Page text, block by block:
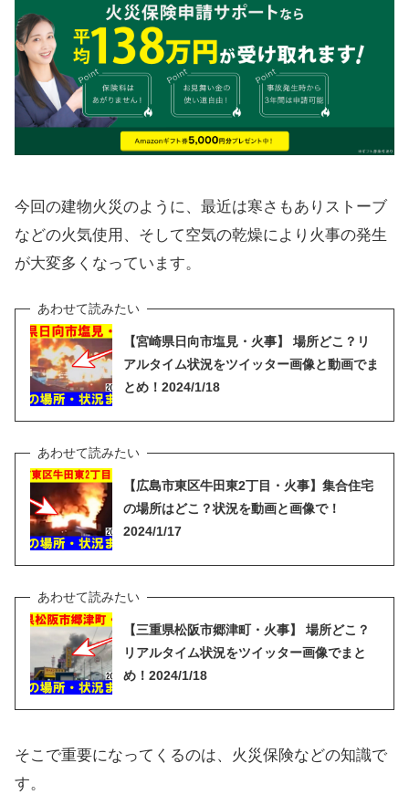
今回の建物火災のように、最近は寒さもありストーブ
などの火気使用、そして空気の乾燥により火事の発生
が大変多くなっています。
【宮崎県日向市塩見・火事】 場所どこ？リ
アルタイム状況をツイッター画像と動画でま
とめ！2024/1/18
【広島市東区牛田東2丁目・火事】集合住宅
の場所はどこ？状況を動画と画像で！
2024/1/17
【三重県松阪市郷津町・火事】 場所どこ？
リアルタイム状況をツイッター画像でまと
め！2024/1/18
そこで重要になってくるのは、火災保険などの知識で
す。